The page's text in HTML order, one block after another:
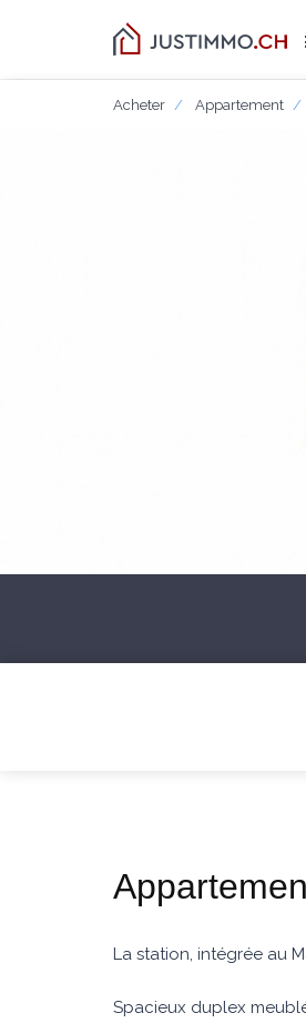
Acheter Appartement
La station, intégrée au
Spacieux duplex